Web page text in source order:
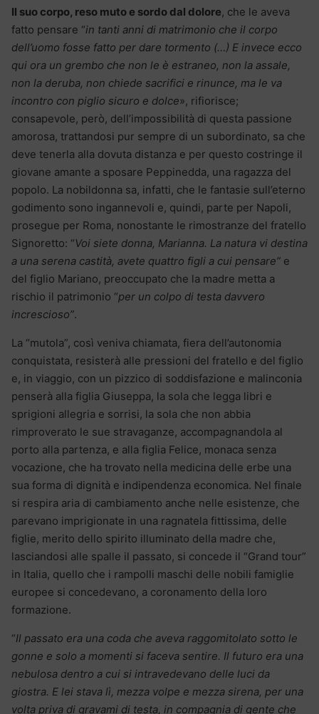
Il suo corpo, reso muto e sordo dal dolore, che le aveva
fatto pensare “in tanti anni di matrimonio che il corpo
dell’uomo fosse fatto per dare tormento (…) E invece ecco
qui ora un grembo che non le è estraneo, non la assale,
non la deruba, non chiede sacrifici e rinunce, ma le va
incontro con piglio sicuro e dolce», rifiorisce;
consapevole, però, dell’impossibilità di questa passione
amorosa, trattandosi pur sempre di un subordinato, sa che
deve tenerla alla dovuta distanza e per questo costringe il
giovane amante a sposare Peppinedda, una ragazza del
popolo. La nobildonna sa, infatti, che le fantasie sull’eterno
godimento sono ingannevoli e, quindi, parte per Napoli,
prosegue per Roma, nonostante le rimostranze del fratello
Signoretto: “Voi siete donna, Marianna. La natura vi destina
a una serena castità, avete quattro figli a cui pensare” e
del figlio Mariano, preoccupato che la madre metta a
rischio il patrimonio “per un colpo di testa davvero
increscioso”.
La “mutola”, così veniva chiamata, fiera dell’autonomia
conquistata, resisterà alle pressioni del fratello e del figlio
e, in viaggio, con un pizzico di soddisfazione e malinconia
penserà alla figlia Giuseppa, la sola che legga libri e
sprigioni allegria e sorrisi, la sola che non abbia
rimproverato le sue stravaganze, accompagnandola al
porto alla partenza, e alla figlia Felice, monaca senza
vocazione, che ha trovato nella medicina delle erbe una
sua forma di dignità e indipendenza economica. Nel finale
si respira aria di cambiamento anche nelle esistenze, che
parevano imprigionate in una ragnatela fittissima, delle
figlie, merito dello spirito illuminato della madre che,
lasciandosi alle spalle il passato, si concede il “Grand tour”
in Italia, quello che i rampolli maschi delle nobili famiglie
europee si concedevano, a coronamento della loro
formazione.
“Il passato era una coda che aveva raggomitolato sotto le
gonne e solo a momenti si faceva sentire. Il futuro era una
nebulosa dentro a cui si intravedevano delle luci da
giostra. E lei stava lì, mezza volpe e mezza sirena, per una
volta priva di gravami di testa, in compagnia di gente che